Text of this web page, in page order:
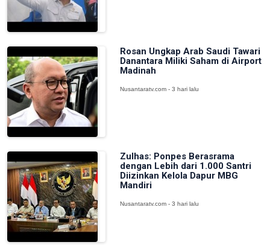
Rosan Ungkap Arab Saudi Tawari
Danantara Miliki Saham di Airport
Madinah
Nusantaratv.com - 3 hari lalu
Zulhas: Ponpes Berasrama
dengan Lebih dari 1.000 Santri
Diizinkan Kelola Dapur MBG
Mandiri
Nusantaratv.com - 3 hari lalu